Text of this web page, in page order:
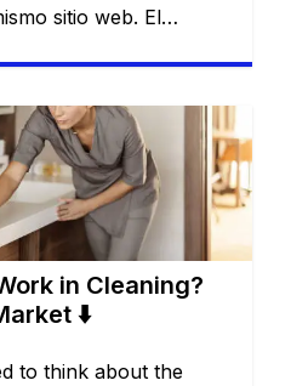
sitio web. El
y personalmente.
hasta gigantes del
existen opciones para
y formación.
in Cleaning?
⬇️
to think about the